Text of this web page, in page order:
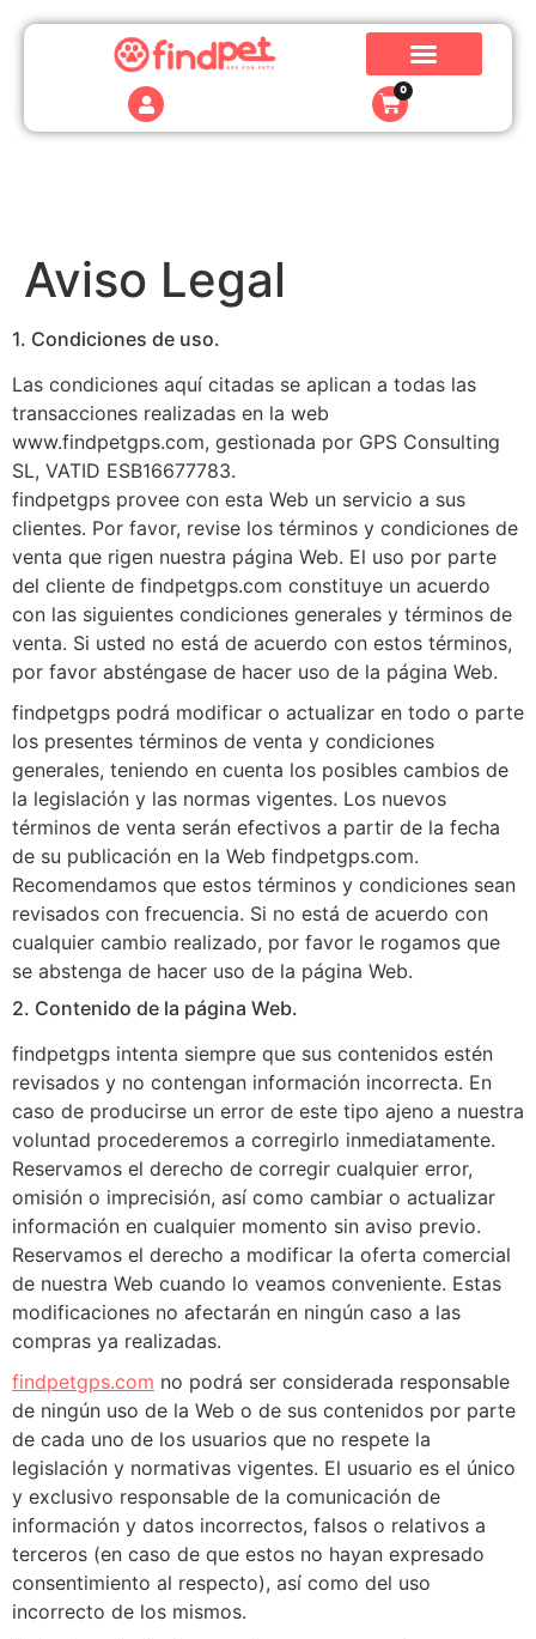
0
Aviso Legal
1. Condiciones de uso.
Las condiciones aquí citadas se aplican a todas las
transacciones realizadas en la web
www.findpetgps.com, gestionada por GPS Consulting
SL, VATID ESB16677783.
findpetgps provee con esta Web un servicio a sus
clientes. Por favor, revise los términos y condiciones de
venta que rigen nuestra página Web. El uso por parte
del cliente de findpetgps.com constituye un acuerdo
con las siguientes condiciones generales y términos de
venta. Si usted no está de acuerdo con estos términos,
por favor absténgase de hacer uso de la página Web.
findpetgps podrá modificar o actualizar en todo o parte
los presentes términos de venta y condiciones
generales, teniendo en cuenta los posibles cambios de
la legislación y las normas vigentes. Los nuevos
términos de venta serán efectivos a partir de la fecha
de su publicación en la Web findpetgps.com.
Recomendamos que estos términos y condiciones sean
revisados con frecuencia. Si no está de acuerdo con
cualquier cambio realizado, por favor le rogamos que
se abstenga de hacer uso de la página Web.
2. Contenido de la página Web.
findpetgps intenta siempre que sus contenidos estén
revisados y no contengan información incorrecta. En
caso de producirse un error de este tipo ajeno a nuestra
voluntad procederemos a corregirlo inmediatamente.
Reservamos el derecho de corregir cualquier error,
omisión o imprecisión, así como cambiar o actualizar
información en cualquier momento sin aviso previo.
Reservamos el derecho a modificar la oferta comercial
de nuestra Web cuando lo veamos conveniente. Estas
modificaciones no afectarán en ningún caso a las
compras ya realizadas.
findpetgps.com no podrá ser considerada responsable
de ningún uso de la Web o de sus contenidos por parte
de cada uno de los usuarios que no respete la
legislación y normativas vigentes. El usuario es el único
y exclusivo responsable de la comunicación de
información y datos incorrectos, falsos o relativos a
terceros (en caso de que estos no hayan expresado
consentimiento al respecto), así como del uso
incorrecto de los mismos.